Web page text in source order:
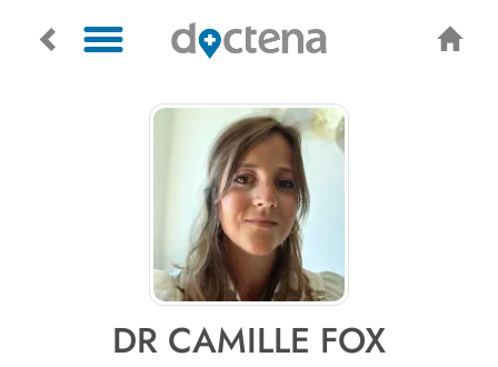
DR CAMILLE FOX